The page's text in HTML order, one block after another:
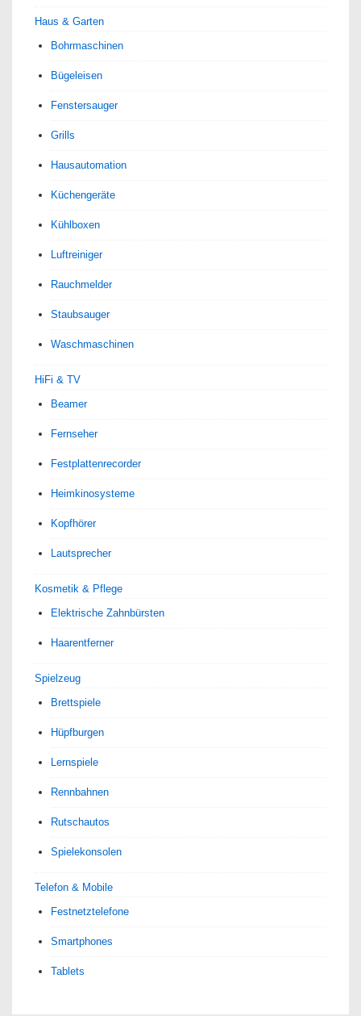
Haus & Garten
Bohrmaschinen
Bügeleisen
Fenstersauger
Grills
Hausautomation
Küchengeräte
Kühlboxen
Luftreiniger
Rauchmelder
Staubsauger
Waschmaschinen
HiFi & TV
Beamer
Fernseher
Festplattenrecorder
Heimkinosysteme
Kopfhörer
Lautsprecher
Kosmetik & Pflege
Elektrische Zahnbürsten
Haarentferner
Spielzeug
Brettspiele
Hüpfburgen
Lernspiele
Rennbahnen
Rutschautos
Spielekonsolen
Telefon & Mobile
Festnetztelefone
Smartphones
Tablets